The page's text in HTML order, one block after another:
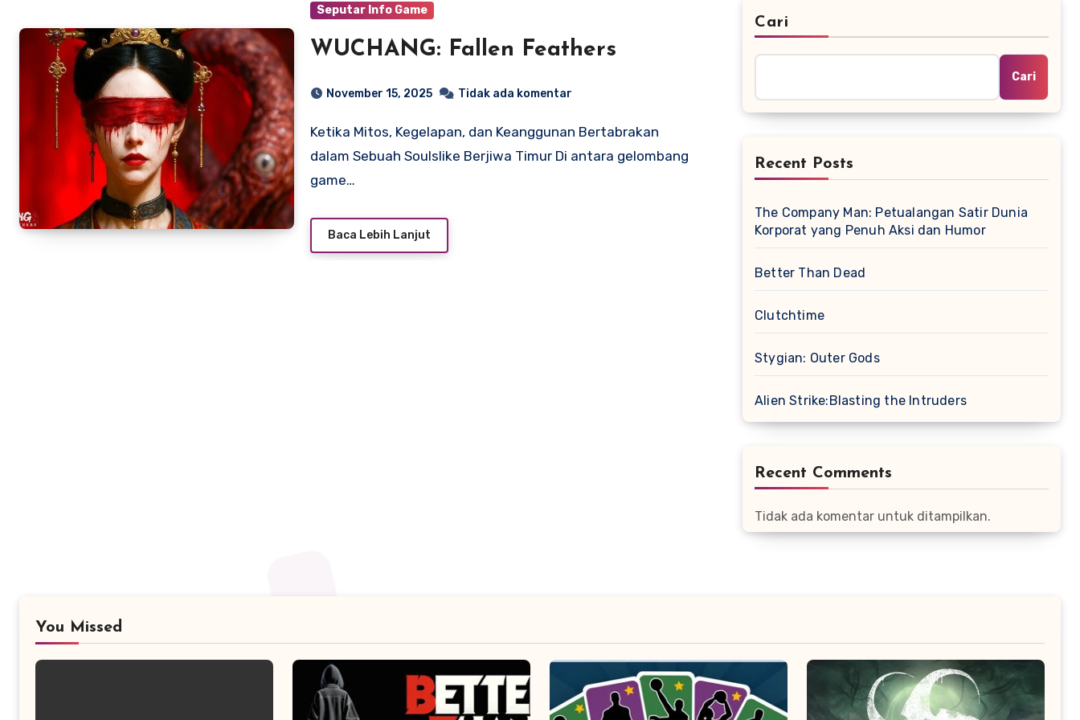
Seputar Info Game
WUCHANG: Fallen Feathers
November 15, 2025 Tidak ada komentar
Ketika Mitos, Kegelapan, dan Keanggunan Bertabrakan
dalam Sebuah Soulslike Berjiwa Timur Di antara gelombang
game…
Baca Lebih Lanjut
Cari
Cari
Recent Posts
The Company Man: Petualangan Satir Dunia
Korporat yang Penuh Aksi dan Humor
Better Than Dead
Clutchtime
Stygian: Outer Gods
Alien Strike:Blasting the Intruders
Recent Comments
Tidak ada komentar untuk ditampilkan.
You Missed